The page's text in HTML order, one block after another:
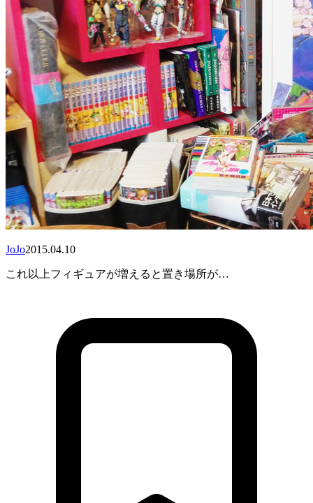
JoJo2015.04.10
これ以上フィギュアが増えると置き場所が…